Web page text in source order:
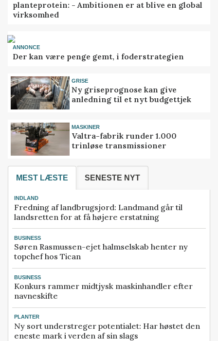
planteprotein: - Ambitionen er at blive en global
virksomhed
ANNONCE
Der kan være penge gemt, i foderstrategien
GRISE
Ny griseprognose kan give
anledning til et nyt budgettjek
MASKINER
Valtra-fabrik runder 1.000
trinløse transmissioner
MEST LÆSTE SENESTE NYT
INDLAND
Fredning af landbrugsjord: Landmand går til
landsretten for at få højere erstatning
BUSINESS
Søren Rasmussen-ejet halmselskab henter ny
topchef hos Tican
BUSINESS
Konkurs rammer midtjysk maskinhandler efter
navneskifte
PLANTER
Ny sort understreger potentialet: Har høstet den
eneste mark i verden af sin slags